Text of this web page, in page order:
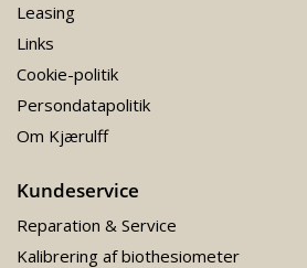
Leasing
Links
Cookie-politik
Persondatapolitik
Om Kjærulff
Kundeservice
Reparation & Service
Kalibrering af biothesiometer